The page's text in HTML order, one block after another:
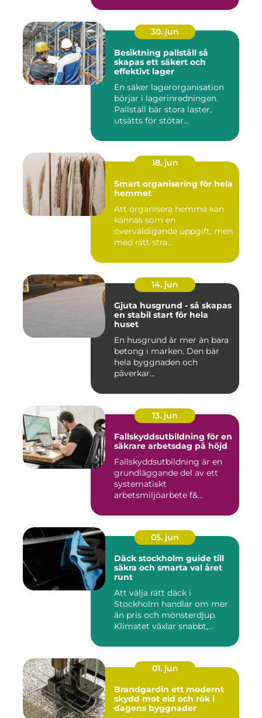
30. jun
Besiktning pallställ så
skapas ett säkert och
effektivt lager
En säker lagerorganisation
börjar i lagerinredningen.
Pallställ bär stora laster,
utsätts för stötar...
18. jun
Smart organisering för hela
hemmet
Att organisera hemma kan
kännas som en
överväldigande uppgift, men
med rätt stra...
14. jun
Gjuta husgrund - så skapas
en stabil start för hela
huset
En husgrund är mer än bara
betong i marken. Den bär
hela byggnaden och
påverkar...
13. jun
Fallskyddsutbildning för en
säkrare arbetsdag på höjd
Fallskyddsutbildning är en
grundläggande del av ett
systematiskt
arbetsmiljöarbete f&...
05. jun
Däck stockholm guide till
säkra och smarta val året
runt
Att välja rätt däck i
Stockholm handlar om mer
än pris och mönsterdjup.
Klimatet växlar snabbt,
01. jun
Brandgardin ett modernt
skydd mot eld och rök i
dagens byggnader